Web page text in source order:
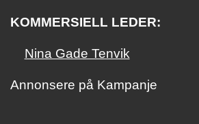
KOMMERSIELL LEDER:
Nina Gade Tenvik
Annonsere på Kampanje